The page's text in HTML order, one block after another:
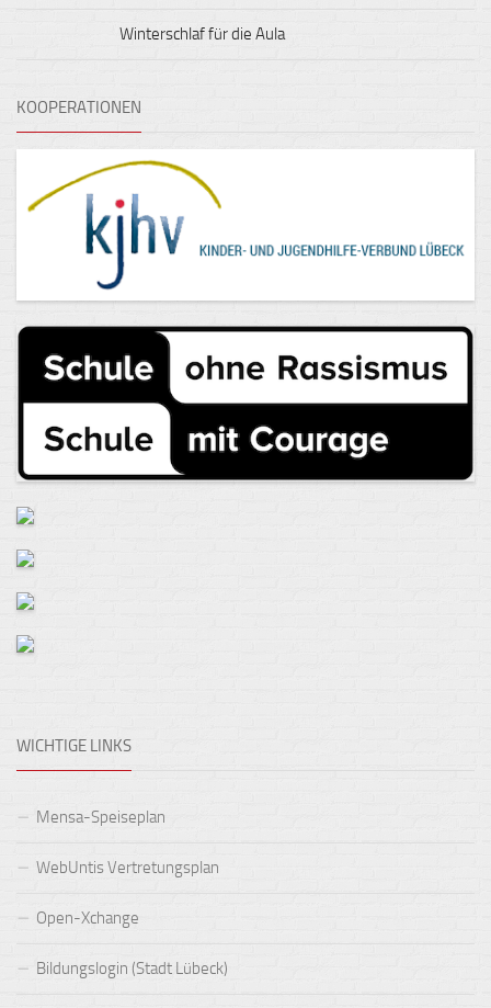
Winterschlaf für die Aula
KOOPERATIONEN
WICHTIGE LINKS
Mensa-Speiseplan
WebUntis Vertretungsplan
Open-Xchange
Bildungslogin (Stadt Lübeck)